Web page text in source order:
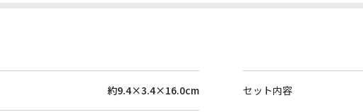
約9.4×3.4×16.0cm セット内容